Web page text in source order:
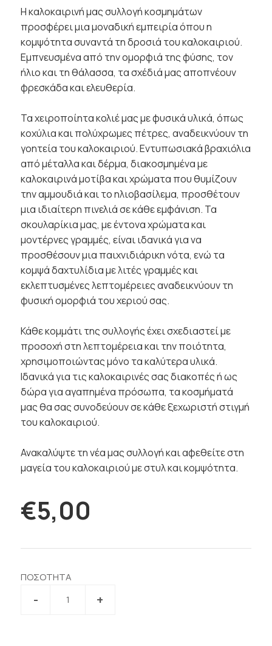
Η καλοκαιρινή μας συλλογή κοσμημάτων
προσφέρει μια μοναδική εμπειρία όπου η
κομψότητα συναντά τη δροσιά του καλοκαιριού.
Εμπνευσμένα από την ομορφιά της φύσης, τον
ήλιο και τη θάλασσα, τα σχέδιά μας αποπνέουν
φρεσκάδα και ελευθερία.
Τα χειροποίητα κολιέ μας με φυσικά υλικά, όπως
κοχύλια και πολύχρωμες πέτρες, αναδεικνύουν τη
γοητεία του καλοκαιριού. Εντυπωσιακά βραχιόλια
από μέταλλα και δέρμα, διακοσμημένα με
καλοκαιρινά μοτίβα και χρώματα που θυμίζουν
την αμμουδιά και το ηλιοβασίλεμα, προσθέτουν
μια ιδιαίτερη πινελιά σε κάθε εμφάνιση. Τα
σκουλαρίκια μας, με έντονα χρώματα και
μοντέρνες γραμμές, είναι ιδανικά για να
προσθέσουν μια παιχνιδιάρικη νότα, ενώ τα
κομψά δαχτυλίδια με λιτές γραμμές και
εκλεπτυσμένες λεπτομέρειες αναδεικνύουν τη
φυσική ομορφιά του χεριού σας.
Κάθε κομμάτι της συλλογής έχει σχεδιαστεί με
προσοχή στη λεπτομέρεια και την ποιότητα,
χρησιμοποιώντας μόνο τα καλύτερα υλικά.
Ιδανικά για τις καλοκαιρινές σας διακοπές ή ως
δώρα για αγαπημένα πρόσωπα, τα κοσμήματά
μας θα σας συνοδεύουν σε κάθε ξεχωριστή στιγμή
του καλοκαιριού.
Ανακαλύψτε τη νέα μας συλλογή και αφεθείτε στη
μαγεία του καλοκαιριού με στυλ και κομψότητα.
€5,00
ΠΟΣΟΤΗΤΑ